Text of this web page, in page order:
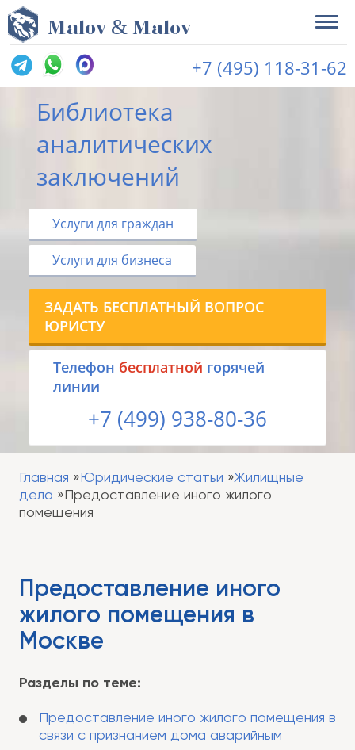
Malov & Malov
+7 (495) 118-31-62
Библиотека
аналитических
заключений
Услуги для граждан
Услуги для бизнеса
ЗАДАТЬ БЕСПЛАТНЫЙ ВОПРОС
ЮРИСТУ
Tелефон бесплатной горячей
линии
+7 (499) 938-80-36
Главная Юридические статьи
Жилищные
дела
Предоставление иного жилого
помещения
Предоставление иного
жилого помещения в
Москве
Разделы по теме:
Предоставление иного жилого помещения в
связи с признанием дома аварийным